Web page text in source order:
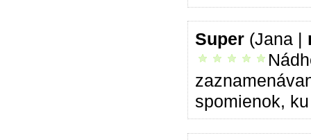
Super (Jana |
vrelo odporúčam
spomienok,